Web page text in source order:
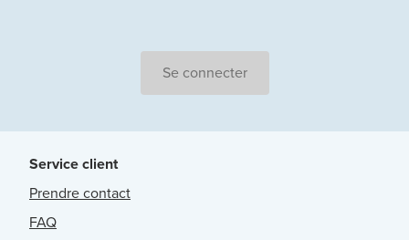
Se connecter
Service client
Prendre contact
FAQ